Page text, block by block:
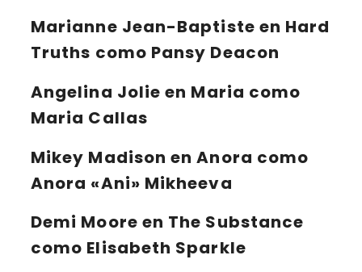
Marianne Jean-Baptiste en Hard
Truths como Pansy Deacon
Angelina Jolie en Maria como
Maria Callas
Mikey Madison en Anora como
Anora «Ani» Mikheeva
Demi Moore en The Substance
como Elisabeth Sparkle